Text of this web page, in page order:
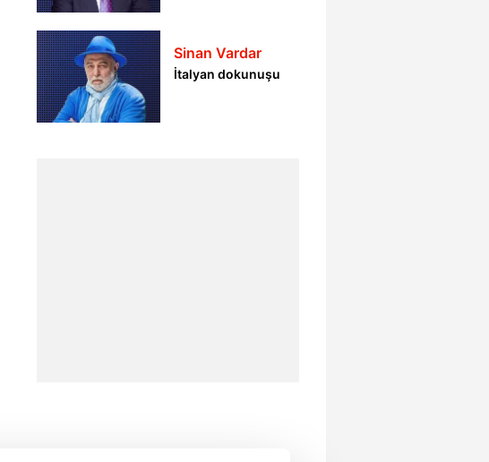
Sinan Vardar
İtalyan dokunuşu